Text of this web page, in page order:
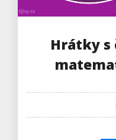
Hrátky s